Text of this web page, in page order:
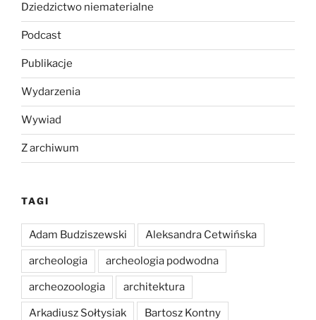
Dziedzictwo niematerialne
Podcast
Publikacje
Wydarzenia
Wywiad
Z archiwum
TAGI
Adam Budziszewski Aleksandra Cetwińska
archeologia archeologia podwodna
archeozoologia architektura
Arkadiusz Sołtysiak Bartosz Kontny